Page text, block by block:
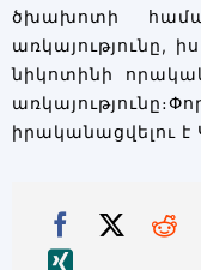
ծխախոտի
առկայությունը,
նիկոտինի
իրականացվելու